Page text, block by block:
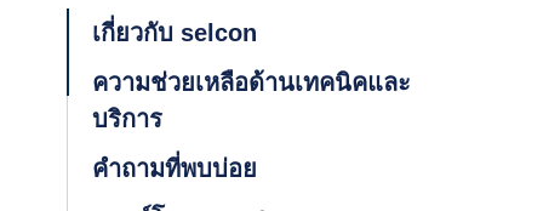
เกี่ยวกับ selcon
ความช่วยเหลือด้านเทคนิคและ
บริการ
คำถามที่พบบ่อย